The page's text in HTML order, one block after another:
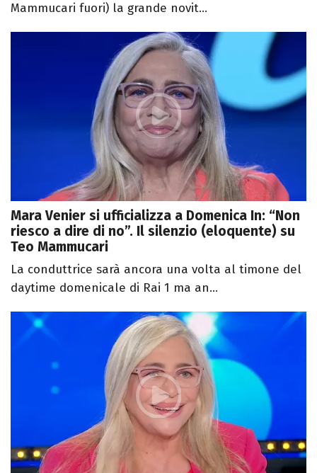
Mammucari fuori) la grande novit...
Mara Venier si ufficializza a Domenica In: “Non
riesco a dire di no”. Il silenzio (eloquente) su
Teo Mammucari
La conduttrice sarà ancora una volta al timone del
daytime domenicale di Rai 1 ma an...